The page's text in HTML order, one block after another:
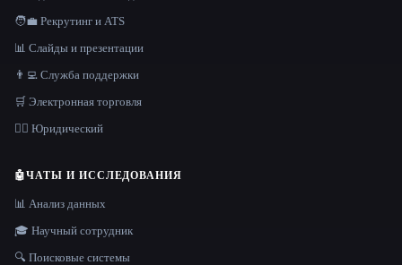
🧑‍💼 Рекрутинг и ATS
📊 Слайды и презентации
👨‍💻 Служба поддержки
🛒 Электронная торговля
👩‍⚖️ Юридический
🤖ЧАТЫ И ИССЛЕДОВАНИЯ
📊 Анализ данных
🎓 Научный сотрудник
🔍 Поисковые системы